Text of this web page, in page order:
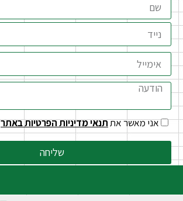
אני מאשר אתתנאי מדיניות הפרטיות באתר
שליחה